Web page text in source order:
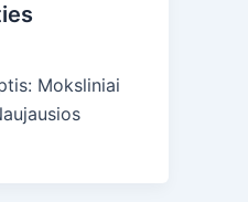
Moksliniai